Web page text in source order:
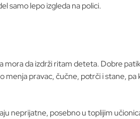
samo lepo izgleda na polici.
da izdrži ritam deteta. Dobre
menja pravac, čučne, potrči i stane,
neprijatne, posebno u toplijim